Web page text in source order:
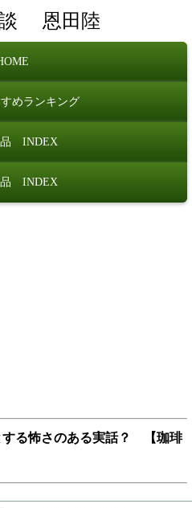
恩田陸
めランキング
品 INDEX
品 INDEX
怖さのある実話？ 【珈琲